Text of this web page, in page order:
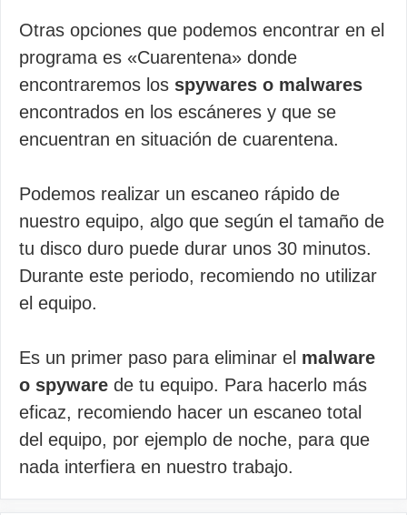
Otras opciones que podemos encontrar en el
programa es «Cuarentena» donde
encontraremos los spywares o malwares
encontrados en los escáneres y que se
encuentran en situación de cuarentena.
Podemos realizar un escaneo rápido de
nuestro equipo, algo que según el tamaño de
tu disco duro puede durar unos 30 minutos.
Durante este periodo, recomiendo no utilizar
el equipo.
Es un primer paso para eliminar el malware
o spyware de tu equipo. Para hacerlo más
eficaz, recomiendo hacer un escaneo total
del equipo, por ejemplo de noche, para que
nada interfiera en nuestro trabajo.